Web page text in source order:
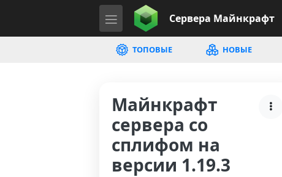
Сервера Майнкрафт
ТОПОВЫЕ НОВЫЕ
Майнкрафт
сервера со
сплифом на
версии 1.19.3